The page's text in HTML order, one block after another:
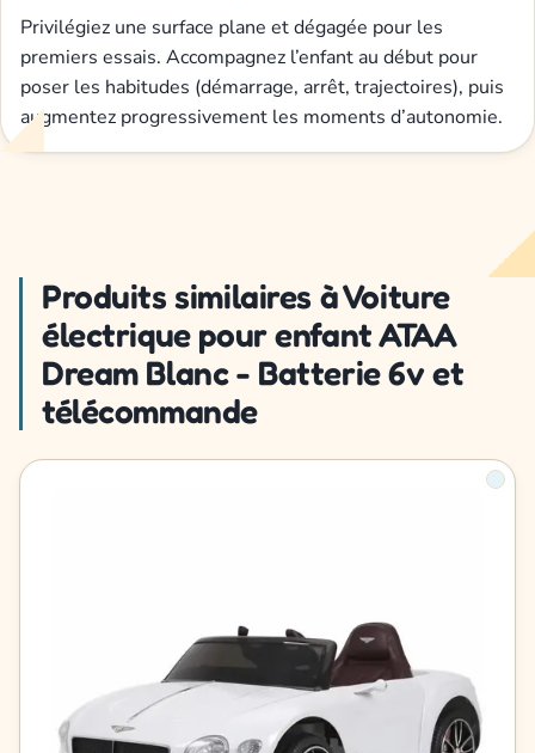
Privilégiez une surface plane et dégagée pour les
premiers essais. Accompagnez l’enfant au début pour
poser les habitudes (démarrage, arrêt, trajectoires), puis
augmentez progressivement les moments d’autonomie.
Produits similaires à Voiture
électrique pour enfant ATAA
Dream Blanc - Batterie 6v et
télécommande